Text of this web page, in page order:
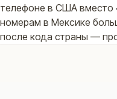
телефоне в США вместо
номерам в Мексике
после кода страны —